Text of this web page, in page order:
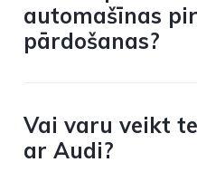
automašīnas
pārdošanas?
Vai varu veikt
ar Audi?